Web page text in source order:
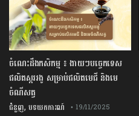
ចំណេះដឹងកសិកម្ម ៖ ងាយៗបច្ចេកទេស
ផលិតស្កររងូ សម្រាប់ផលិតមេជី និងមេ
ចំណីសត្វ
ជំនួញ,បទយកការណ៍ • 19/11/2025